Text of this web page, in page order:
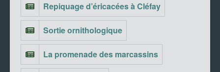
Repiquage d’éricacées à Cléfay
Sortie ornithologique
La promenade des marcassins